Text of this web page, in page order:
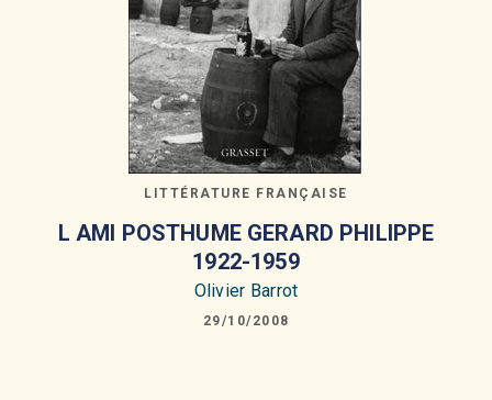
LITTÉRATURE FRANÇAISE
L AMI POSTHUME GERARD PHILIPPE
1922-1959
Olivier Barrot
29/10/2008